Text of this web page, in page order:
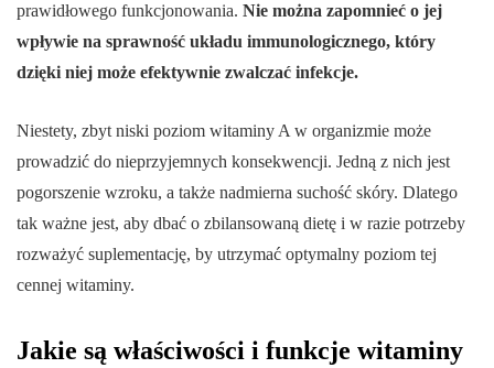
prawidłowego funkcjonowania. Nie można zapomnieć o jej
wpływie na sprawność układu immunologicznego, który
dzięki niej może efektywnie zwalczać infekcje.
Niestety, zbyt niski poziom witaminy A w organizmie może
prowadzić do nieprzyjemnych konsekwencji. Jedną z nich jest
pogorszenie wzroku, a także nadmierna suchość skóry. Dlatego
tak ważne jest, aby dbać o zbilansowaną dietę i w razie potrzeby
rozważyć suplementację, by utrzymać optymalny poziom tej
cennej witaminy.
Jakie są właściwości i funkcje witaminy